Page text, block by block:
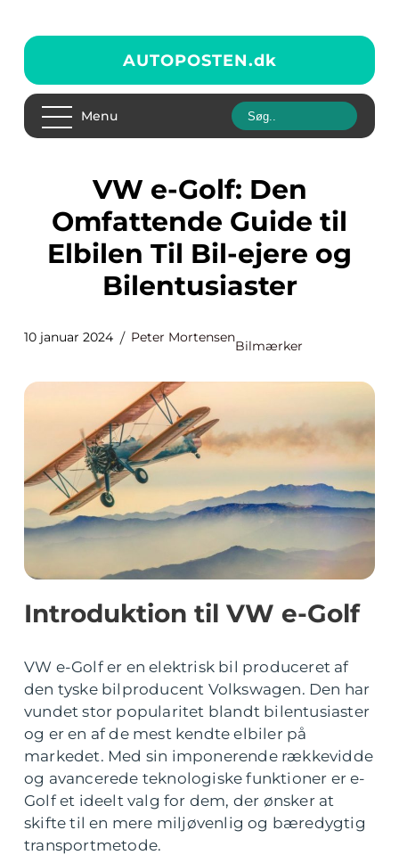
AUTOPOSTEN.dk
Menu
VW e-Golf: Den
Omfattende Guide til
Elbilen Til Bil-ejere og
Bilentusiaster
10 januar 2024 Peter Mortensen
Bilmærker
Introduktion til VW e-Golf
VW e-Golf er en elektrisk bil produceret af
den tyske bilproducent Volkswagen. Den har
vundet stor popularitet blandt bilentusiaster
og er en af de mest kendte elbiler på
markedet. Med sin imponerende rækkevidde
og avancerede teknologiske funktioner er e-
Golf et ideelt valg for dem, der ønsker at
skifte til en mere miljøvenlig og bæredygtig
transportmetode.